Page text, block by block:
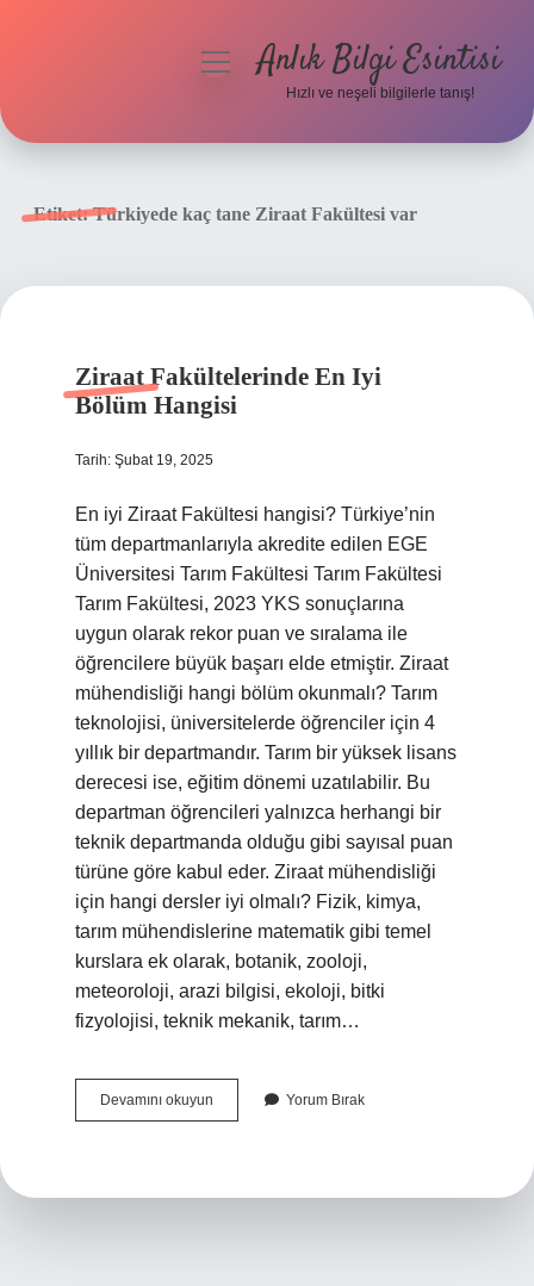
menüyüAnlık Bilgi Esintisi
Hızlı ve neşeli bilgilerle tanış!
Etiket:Türkiyede kaç tane Ziraat Fakültesi var
Ziraat Fakültelerinde En Iyi
Bölüm Hangisi
Tarih: Şubat 19, 2025
En iyi Ziraat Fakültesi hangisi? Türkiye’nin
tüm departmanlarıyla akredite edilen EGE
Üniversitesi Tarım Fakültesi Tarım Fakültesi
Tarım Fakültesi, 2023 YKS sonuçlarına
uygun olarak rekor puan ve sıralama ile
öğrencilere büyük başarı elde etmiştir. Ziraat
mühendisliği hangi bölüm okunmalı? Tarım
teknolojisi, üniversitelerde öğrenciler için 4
yıllık bir departmandır. Tarım bir yüksek lisans
derecesi ise, eğitim dönemi uzatılabilir. Bu
departman öğrencileri yalnızca herhangi bir
teknik departmanda olduğu gibi sayısal puan
türüne göre kabul eder. Ziraat mühendisliği
için hangi dersler iyi olmalı? Fizik, kimya,
tarım mühendislerine matematik gibi temel
kurslara ek olarak, botanik, zooloji,
meteoroloji, arazi bilgisi, ekoloji, bitki
fizyolojisi, teknik mekanik, tarım…
Devamını okuyun
Fakültelerinde
Yorum Bırak